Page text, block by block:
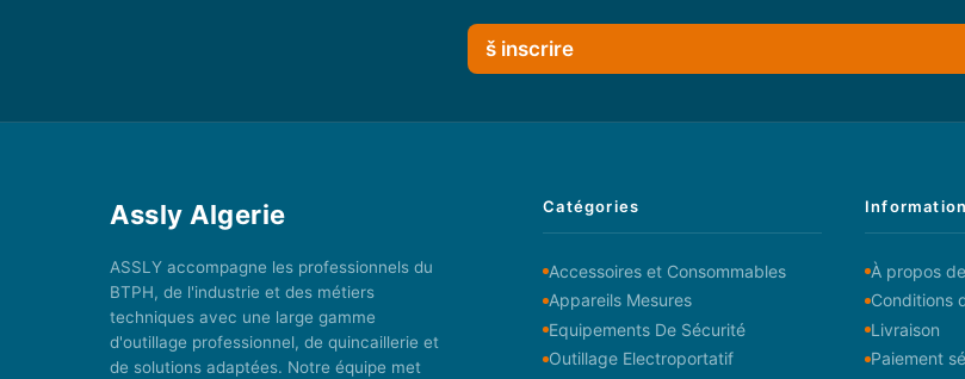
š inscrire
Assly Algerie
ASSLY accompagne les professionnels du
BTPH, de l'industrie et des métiers
techniques avec une large gamme
d'outillage professionnel, de quincaillerie et
de solutions adaptées. Notre équipe met
Catégories
Accessoires et Consommables
Appareils Mesures
Equipements De Sécurité
Outillage Electroportatif
À propos
Conditions
Livraison
Paiement